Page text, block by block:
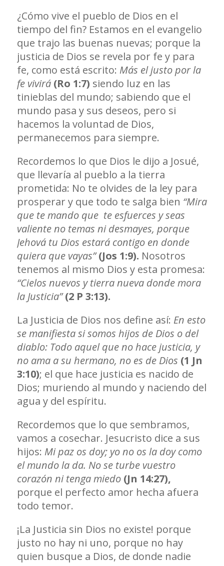
¿Cómo vive el pueblo de Dios en el
tiempo del fin? Estamos en el evangelio
que trajo las buenas nuevas; porque la
justicia de Dios se revela por fe y para
fe, como está escrito: Más el justo por la
fe vivirá (Ro 1:7) siendo luz en las
tinieblas del mundo; sabiendo que el
mundo pasa y sus deseos, pero si
hacemos la voluntad de Dios,
permanecemos para siempre.
Recordemos lo que Dios le dijo a Josué,
que llevaría al pueblo a la tierra
prometida: No te olvides de la ley para
prosperar y que todo te salga bien “Mira
que te mando que te esfuerces y seas
valiente no temas ni desmayes, porque
Jehová tu Dios estará contigo en donde
quiera que vayas”(Jos 1:9). Nosotros
tenemos al mismo Dios y esta promesa:
“Cielos nuevos y tierra nueva donde mora
la Justicia”(2 P 3:13).
La Justicia de Dios nos define así: En esto
se manifiesta si somos hijos de Dios o del
diablo: Todo aquel que no hace justicia, y
no ama a su hermano, no es de Dios (1 Jn
3:10); el que hace justicia es nacido de
Dios; muriendo al mundo y naciendo del
agua y del espíritu.
Recordemos que lo que sembramos,
vamos a cosechar. Jesucristo dice a sus
hijos: Mi paz os doy; yo no os la doy como
el mundo la da. No se turbe vuestro
corazón ni tenga miedo (Jn 14:27),
porque el perfecto amor hecha afuera
todo temor.
¡La Justicia sin Dios no existe! porque
justo no hay ni uno, porque no hay
quien busque a Dios, de donde nadie